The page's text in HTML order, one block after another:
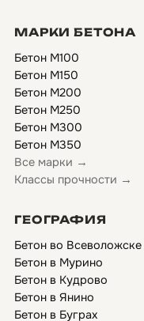
МАРКИ БЕТОНА
Бетон М100
Бетон М150
Бетон М200
Бетон М250
Бетон М300
Бетон М350
Все марки →
Классы прочности →
ГЕОГРАФИЯ
Бетон во Всеволожске
Бетон в Мурино
Бетон в Кудрово
Бетон в Янино
Бетон в Буграх